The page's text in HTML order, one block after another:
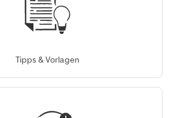
Tipps & Vorlagen